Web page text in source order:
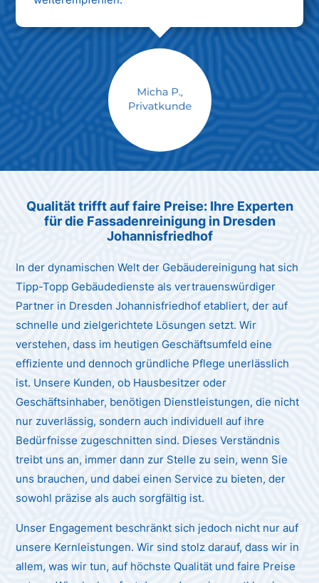
Max Mustermann
Qualität trifft auf faire Preise: Ihre Experten
für die Fassadenreinigung in Dresden
Johannisfriedhof
In der dynamischen Welt der Gebäudereinigung hat sich
Tipp-Topp Gebäudedienste als vertrauenswürdiger
Partner in Dresden Johannisfriedhof etabliert, der auf
schnelle und zielgerichtete Lösungen setzt. Wir
verstehen, dass im heutigen Geschäftsumfeld eine
effiziente und dennoch gründliche Pflege unerlässlich
ist. Unsere Kunden, ob Hausbesitzer oder
Geschäftsinhaber, benötigen Dienstleistungen, die nicht
nur zuverlässig, sondern auch individuell auf ihre
Bedürfnisse zugeschnitten sind. Dieses Verständnis
treibt uns an, immer dann zur Stelle zu sein, wenn Sie
uns brauchen, und dabei einen Service zu bieten, der
sowohl präzise als auch sorgfältig ist.
Unser Engagement beschränkt sich jedoch nicht nur auf
unsere Kernleistungen. Wir sind stolz darauf, dass wir in
allem, was wir tun, auf höchste Qualität und faire Preise